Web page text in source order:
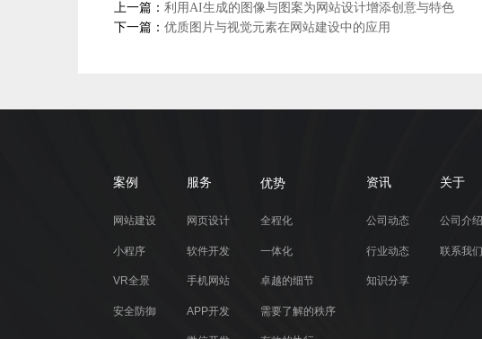
上一篇： 利用AI生成的图像与图案为网站设计增添创意与特色
下一篇： 优质图片与视觉元素在网站建设中的应用
案例
网站建设
小程序
VR全景
安全防御
服务
网页设计
软件开发
手机网站
APP开发
优势
全程化
一体化
卓越的细节
需要了解的秩序
资讯
公司动态
行业动态
知识分享
关于
公司介绍
联系我们